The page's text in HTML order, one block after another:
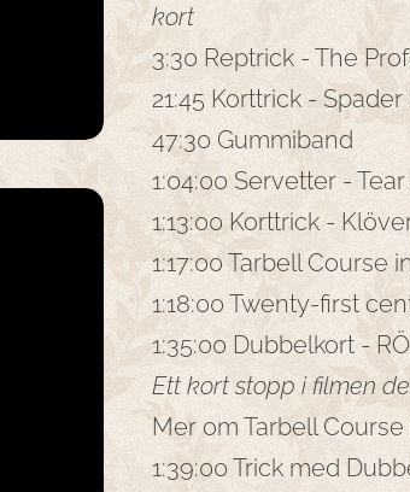
kort
3:30 Reptrick - The
21:45 Korttrick -
47:30 Gummiband
1:04:00 Servetter -
1:13:00 Korttrick -
1:17:00 Tarbell Course
1:18:00 Twenty-first
1:35:00 Dubbelkort -
Ett kort stopp i filmen
Mer om Tarbell
1:39:00 Trick med